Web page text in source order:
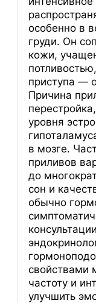
особенно в
груди. Он
кожи,
приступа —
Причина
уровня
в мозге.
приливов
до
сон и
обычно
свойствами
частоту и
улучшить